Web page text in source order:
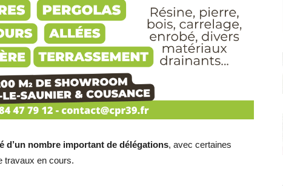
d’un nombre important de délégations, avec certaines
travaux en cours.